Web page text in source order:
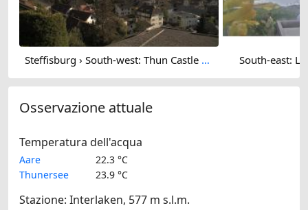
Steffisburg › South-west: Thun Castle - Stadtkirche Thun - Stockhorn South-east:
Osservazione attuale
Temperatura dell'acqua
Aare
22.3 °C
Thunersee
23.9 °C
Stazione: Interlaken, 577 m s.l.m.